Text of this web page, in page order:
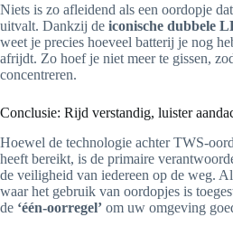
Niets is zo afleidend als een oordopje
uitvalt. Dankzij de iconische dubbele
weet je precies hoeveel batterij je nog
afrijdt. Zo hoef je niet meer te gissen,
concentreren.
Conclusie: Rijd verstandig, luister
Hoewel de technologie achter TWS-
heeft bereikt, is de primaire
de veiligheid van iedereen op de weg.
waar het gebruik van oordopjes is
de ‘één-oorregel’ om uw omgeving